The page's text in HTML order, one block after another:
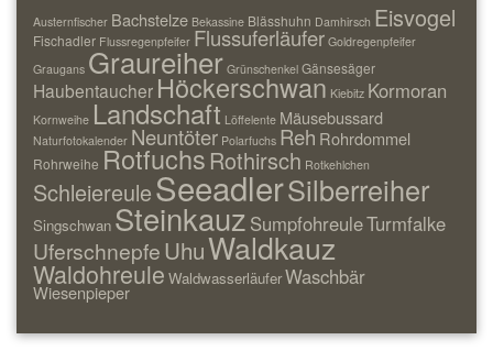
Austernfischer Bachstelze Bekassine Blässhuhn Damhirsch Eisvogel
Fischadler Flussregenpfeifer Flussuferläufer Goldregenpfeifer
Graugans Graureiher Grünschenkel Gänsesäger
Haubentaucher Höckerschwan Kiebitz Kormoran
Kornweihe Landschaft Löffelente Mäusebussard
Naturfotokalender Neuntöter Polarfuchs Reh Rohrdommel
Rohrweihe Rotfuchs Rothirsch Rotkehlchen
SchleiereuleSeeadlerSilberreiher
Singschwan Steinkauz SumpfohreuleTurmfalke
UferschnepfeUhuWaldkauz
Waldohreule WaldwasserläuferWaschbär
Wiesenpieper